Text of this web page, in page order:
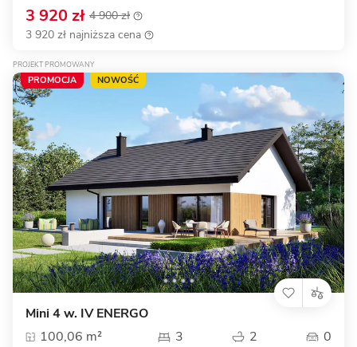
3 920 zł 4 900 zł
3 920 zł najniższa cena
PROJEKT PROMOWANY
Mini 4 w. IV ENERGO
100,06 m²
3 2 0
PROMOCJA NOWOŚĆ